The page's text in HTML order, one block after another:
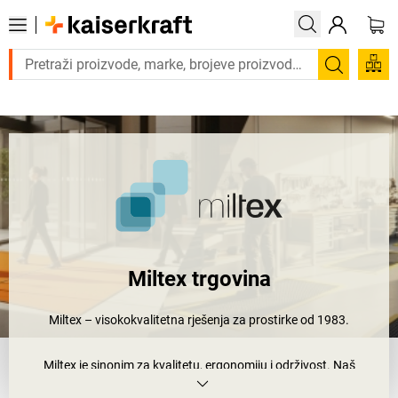
Trebate proizvod hitno? Pogledajte našu ponudu proizvoda s
Miltex trgovina
Miltex – visokokvalitetna rješenja za prostirke od 1983.
Miltex je sinonim za kvalitetu, ergonomiju i održivost. Naš
asortiman uključuje protuklizne prostirke za radno mjesto –